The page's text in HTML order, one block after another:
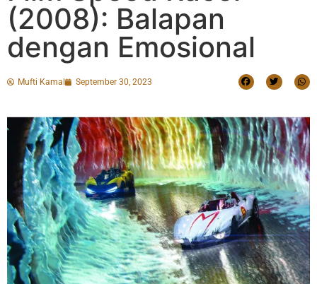
(2008): Balapan
dengan Emosional
Mufti Kamal September 30, 2023